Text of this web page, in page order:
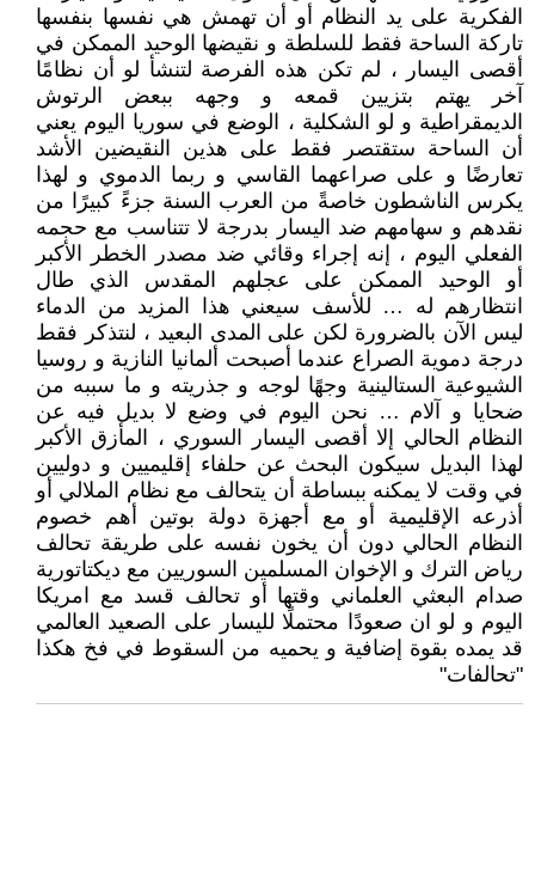
الفكرية على يد النظام أو أن تهمش هي نفسها بنفسها
تاركة الساحة فقط للسلطة و نقيضها الوحيد الممكن في
أقصى اليسار ، لم تكن هذه الفرصة لتنشأ لو أن نظامًا
آخر يهتم بتزيين قمعه و وجهه ببعض الرتوش
الديمقراطية و لو الشكلية ، الوضع في سوريا اليوم يعني
أن الساحة ستقتصر فقط على هذين النقيضين الأشد
تعارضًا و على صراعهما القاسي و ربما الدموي و لهذا
يكرس الناشطون خاصةً من العرب السنة جزءً كبيرًا من
نقدهم و سهامهم ضد اليسار بدرجة لا تتناسب مع حجمه
الفعلي اليوم ، إنه إجراء وقائي ضد مصدر الخطر الأكبر
أو الوحيد الممكن على عجلهم المقدس الذي طال
انتظارهم له … للأسف سيعني هذا المزيد من الدماء
ليس الآن بالضرورة لكن على المدى البعيد ، لنتذكر فقط
درجة دموية الصراع عندما أصبحت ألمانيا النازية و روسيا
الشيوعية الستالينية وجهًا لوجه و جذريته و ما سببه من
ضحايا و آلام … نحن اليوم في وضع لا بديل فيه عن
النظام الحالي إلا أقصى اليسار السوري ، المأزق الأكبر
لهذا البديل سيكون البحث عن حلفاء إقليميين و دوليين
في وقت لا يمكنه ببساطة أن يتحالف مع نظام الملالي أو
أذرعه الإقليمية أو مع أجهزة دولة بوتين أهم خصوم
النظام الحالي دون أن يخون نفسه على طريقة تحالف
رياض الترك و الإخوان المسلمين السوريين مع ديكتاتورية
صدام البعثي العلماني وقتها أو تحالف قسد مع امريكا
اليوم و لو ان صعودًا محتملًا لليسار على الصعيد العالمي
قد يمده بقوة إضافية و يحميه من السقوط في فخ هكذا
"تحالفات"